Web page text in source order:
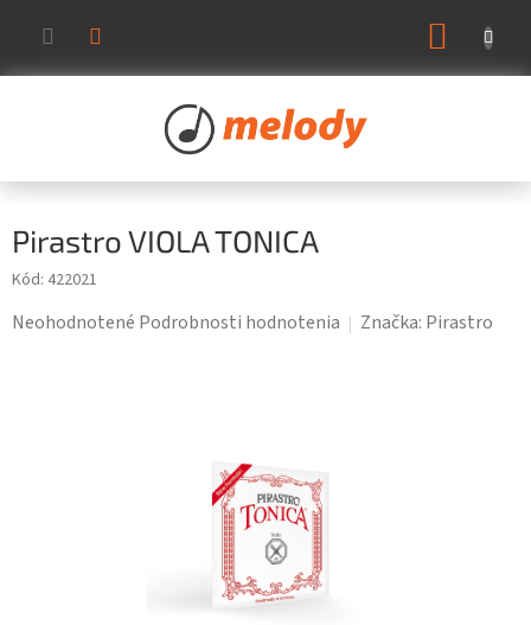
obsah
Pirastro VIOLA TONICA
Kód: 422021
Priemerné
Neohodnotené Podrobnosti hodnotenia Značka: Pirastro